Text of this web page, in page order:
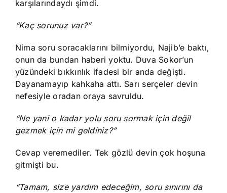
karşılarındaydı şimdi.
“Kaç sorunuz var?”
Nima soru soracaklarını bilmiyordu, Najib’e baktı,
onun da bundan haberi yoktu. Duva Sokor’un
yüzündeki bıkkınlık ifadesi bir anda değişti.
Dayanamayıp kahkaha attı. Sarı serçeler devin
nefesiyle oradan oraya savruldu.
“Ne yani o kadar yolu soru sormak için değil
gezmek için mi geldiniz?”
Cevap veremediler. Tek gözlü devin çok hoşuna
gitmişti bu.
“Tamam, size yardım edeceğim, soru sınırını da